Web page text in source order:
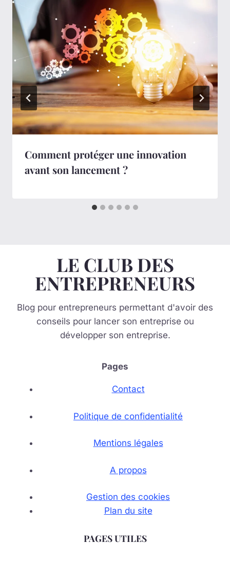
Comment protéger une innovation
avant son lancement ?
LE CLUB DES
ENTREPRENEURS
Blog pour entrepreneurs permettant d'avoir des
conseils pour lancer son entreprise ou
développer son entreprise.
Pages
Contact
Politique de confidentialité
Mentions légales
A propos
Gestion des cookies
Plan du site
PAGES UTILES